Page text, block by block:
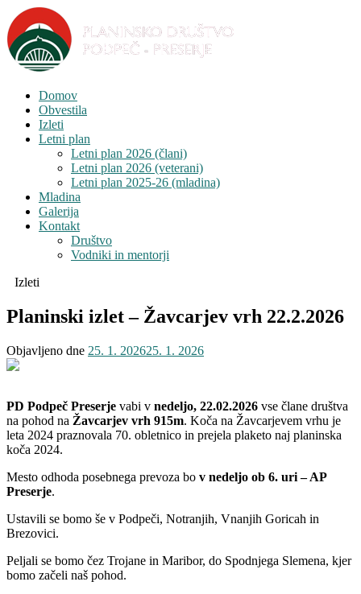
Domov
Obvestila
Izleti
Letni plan
Letni plan 2026 (člani)
Letni plan 2026 (veterani)
Letni plan 2025-26 (mladina)
Mladina
Galerija
Kontakt
Društvo
Vodniki in mentorji
Izleti
Planinski izlet – Žavcarjev vrh 22.2.2026
Objavljeno dne 25. 1. 202625. 1. 2026
PD Podpeč Preserje vabi v nedeljo, 22.02.2026 vse člane društva
na pohod na Žavcarjev vrh 915m. Koča na Žavcarjevem vrhu je
leta 2024 praznovala 70. obletnico in prejela plaketo naj planinska
koča 2024.
Mesto odhoda posebnega prevoza bo v nedeljo ob 6. uri – AP
Preserje.
Ustavili se bomo še v Podpeči, Notranjih, Vnanjih Goricah in
Brezovici.
Peljali se bomo čez Trojane in Maribor, do Spodnjega Slemena, kjer
bomo začeli naš pohod.